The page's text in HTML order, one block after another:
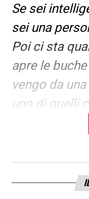
Se sei
sei una
Poi ci sta
apre le
vengo da
uno di quelli
CONTINUA
LA